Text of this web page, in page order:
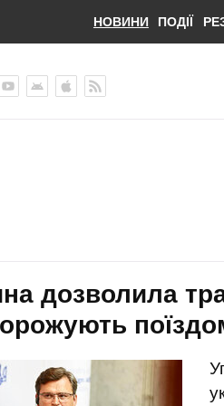
НОВИНИ ПОДІЇ
дозволила